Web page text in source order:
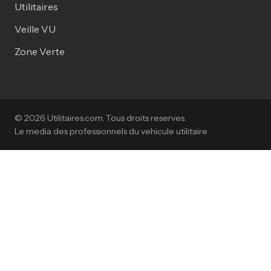
Utilitaires
Veille VU
Zone Verte
© 2026 Utilitaires.com. Tous droits reserves.
Le media des professionnels du vehicule utilitaire